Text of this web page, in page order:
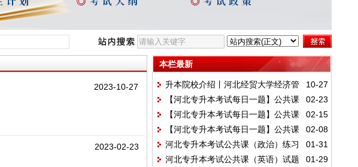
2023-10-27
2023-02-23
本栏最新
10-27
升本院校介绍丨河北经贸大学经济管
理学院:5个专业,230个计划！
02-23
【河北专升本考试每日一题】公共课
（英语）试题
02-15
【河北专升本考试每日一题】公共课
（英语）试题02.15
02-08
【河北专升本考试每日一题】公共课
（政治）真题02.08
01-31
河北专升本考试公共课（政治）练习
题01.31
01-29
河北专升本考试公共课（英语）试题